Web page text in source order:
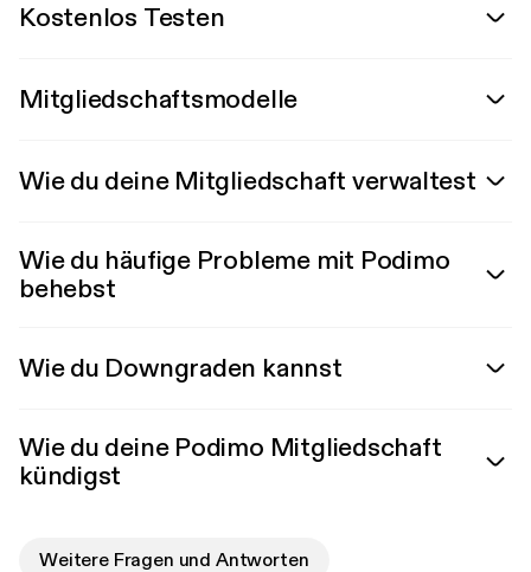
Kostenlos Testen
Mitgliedschaftsmodelle
Wie du deine Mitgliedschaft verwaltest
Wie du häufige Probleme mit Podimo
behebst
Wie du Downgraden kannst
Wie du deine Podimo Mitgliedschaft
kündigst
Weitere Fragen und Antworten